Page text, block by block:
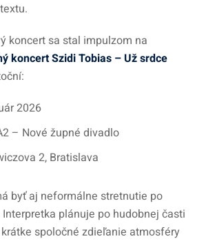
koncert sa stal impulzom na
koncert Szidi Tobias – Už srdce
2026
– Nové župné divadlo
2, Bratislava
byť aj neformálne stretnutie po
plánuje po hudobnej časti
spoločné zdieľanie atmosféry